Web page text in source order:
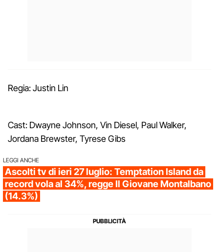
Regia: Justin Lin
Cast: Dwayne Johnson, Vin Diesel, Paul Walker,
Jordana Brewster, Tyrese Gibs
LEGGI ANCHE
Ascolti tv di ieri 27 luglio: Temptation Island da
record vola al 34%, regge Il Giovane Montalbano
(14.3%)